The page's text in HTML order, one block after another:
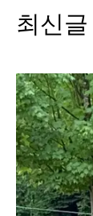
최신글